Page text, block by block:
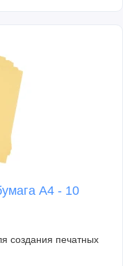
А4 - 10
создания печатных